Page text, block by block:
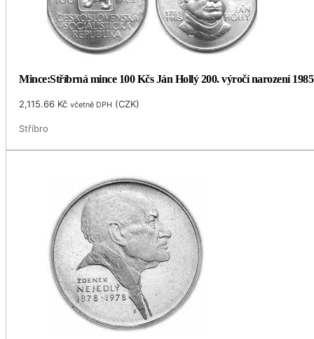
Mince:Stříbrná mince 100 Kčs Ján Hollý 200. výročí narození 1985
2,115.66 Kč včetně DPH (CZK)
Stříbro